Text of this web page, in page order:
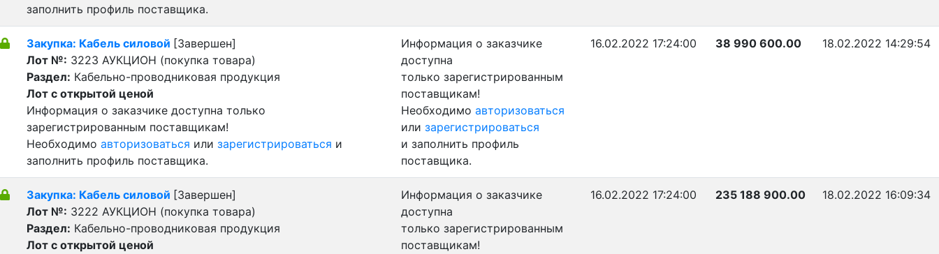
заполнить профиль поставщика.
Закупка: Кабель силовой [Завершен]
Лот №: 3223 АУКЦИОН (покупка товара)
Раздел: Кабельно-проводниковая продукция
Лот с открытой ценой
Информация о заказчике доступна только
зарегистрированным поставщикам!
Необходимо авторизоваться или зарегистрироваться и
заполнить профиль поставщика.
Информация о заказчике
доступна
только зарегистрированным
поставщикам!
Необходимо авторизоваться
или зарегистрироваться
и заполнить профиль
поставщика.
16.02.2022 17:24:00 38 990 600.00 18.02.2022 14:29:54
Закупка: Кабель силовой [Завершен]
Лот №: 3222 АУКЦИОН (покупка товара)
Раздел: Кабельно-проводниковая продукция
Лот с открытой ценой
Информация о заказчике
доступна
только зарегистрированным
поставщикам!
16.02.2022 17:24:00 235 188 900.00 18.02.2022 16:09:34